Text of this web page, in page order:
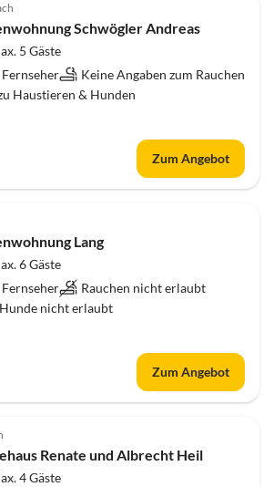
Schwögler Andreas
5 Gäste
Fernseher
Keine Angaben zum Rauchen
Haustieren & Hunden
Zum Angebot
Lang
6 Gäste
Fernseher
Rauchen nicht erlaubt
nicht erlaubt
Zum Angebot
Renate und Albrecht Heil
4 Gäste